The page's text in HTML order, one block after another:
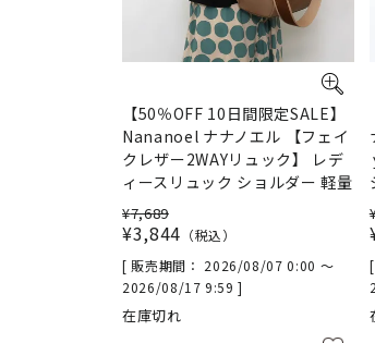
【50％OFF 10日間限定SALE】
Nananoel ナナノエル 【フェイ
クレザー2WAYリュック】 レデ
ィースリュック ショルダー 軽量
¥7,689
¥3,844
税込
販売期間
2026/08/07 0:00 〜
2026/08/17 9:59
在庫切れ